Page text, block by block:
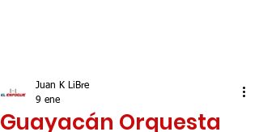
Guayacán Orquesta
Juan K LiBre
9 ene